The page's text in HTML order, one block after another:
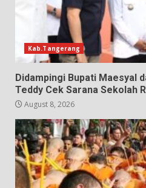
Kab.Tangerang
Didampingi Bupati Maesyal
Teddy Cek Sarana Sekolah
August 8, 2026